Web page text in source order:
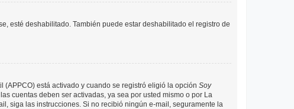
esté deshabilitado. También puede estar deshabilitado el registro de
(APPCO) está activado y cuando se registró eligió la opción Soy
cuentas deben ser activadas, ya sea por usted mismo o por La
siga las instrucciones. Si no recibió ningún e-mail, seguramente la